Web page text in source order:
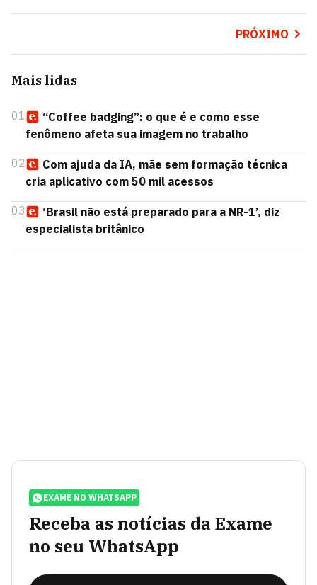
PRÓXIMO
Mais lidas
01
“Coffee badging”: o que é e como esse
fenômeno afeta sua imagem no trabalho
02
Com ajuda da IA, mãe sem formação técnica
cria aplicativo com 50 mil acessos
03
‘Brasil não está preparado para a NR-1’, diz
especialista britânico
EXAME NO WHATSAPP
Receba as notícias da Exame
no seu WhatsApp